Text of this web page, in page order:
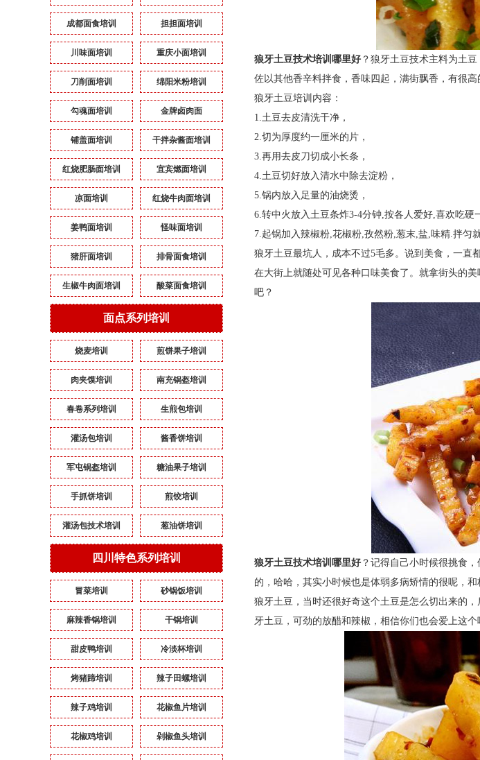
成都面食培训 担担面培训
川味面培训 重庆小面培训
刀削面培训 绵阳米粉培训
勾魂面培训 金牌卤肉面
铺盖面培训 干拌杂酱面培训
红烧肥肠面培训 宜宾燃面培训
凉面培训 红烧牛肉面培训
姜鸭面培训 怪味面培训
猪肝面培训 排骨面食培训
生椒牛肉面培训 酸菜面食培训
面点系列培训
烧麦培训 煎饼果子培训
肉夹馍培训 南充锅盔培训
春卷系列培训 生煎包培训
灌汤包培训 酱香饼培训
军屯锅盔培训 糖油果子培训
手抓饼培训 煎饺培训
灌汤包技术培训 葱油饼培训
四川特色系列培训
冒菜培训 砂锅饭培训
麻辣香锅培训 干锅培训
甜皮鸭培训 冷淡杯培训
烤猪蹄培训 辣子田螺培训
辣子鸡培训 花椒鱼片培训
花椒鸡培训 剁椒鱼头培训
狼牙土豆技术培训哪里好 ？狼牙土豆技术主料为土
佐以其他香辛料拌食，香味四起，满街飘香，有很
狼牙土豆培训内容 ：
1.土豆去皮清洗干净，
2.切为厚度约一厘米的片，
3.再用去皮刀切成小长条，
4.土豆切好放入清水中除去淀粉，
5.锅内放入足量的油烧烫，
6.转中火放入土豆条炸3-4分钟,按各人爱好,喜欢吃硬
7.起锅加入辣椒粉,花椒粉,孜然粉,葱末,盐,味精.拌匀
狼牙土豆最坑人，成本不过5毛多。说到美食，一直
在大街上就随处可见各种口味美食了。就拿街头的
吧？
狼牙土豆技术培训哪里好 ？ 记得自己小时候很挑食
的，哈哈，其实小时候也是体弱多病矫情的很呢，
狼牙土豆，当时还很好奇这个土豆是怎么切出来的
牙土豆，可劲的放醋和辣椒，相信你们也会爱上这